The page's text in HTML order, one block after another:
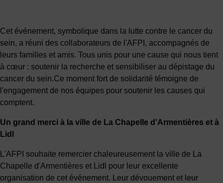
Cet événement, symbolique dans la lutte contre le cancer du
sein, a réuni des collaborateurs de l'AFPI, accompagnés de
leurs familles et amis. Tous unis pour une cause qui nous tient
à cœur : soutenir la recherche et sensibiliser au dépistage du
cancer du sein.Ce moment fort de solidarité témoigne de
l'engagement de nos équipes pour soutenir les causes qui
comptent.
Un grand merci à la ville de La Chapelle d'Armentières et à
Lidl
L'AFPI souhaite remercier chaleureusement la ville de La
Chapelle d'Armentières et Lidl pour leur excellente
organisation de cet événement. Leur dévouement et leur